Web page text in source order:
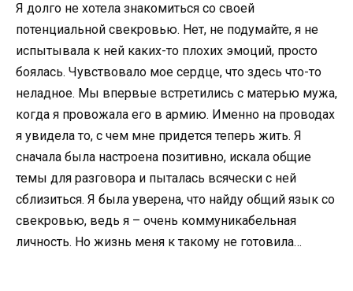
Я долго не хотела знакомиться со своей
потенциальной свекровью. Нет, не подумайте, я не
испытывала к ней каких-то плохих эмоций, просто
боялась. Чувствовало мое сердце, что здесь что-то
неладное. Мы впервые встретились с матерью мужа,
когда я провожала его в армию. Именно на проводах
я увидела то, с чем мне придется теперь жить. Я
сначала была настроена позитивно, искала общие
темы для разговора и пыталась всячески с ней
сблизиться. Я была уверена, что найду общий язык со
свекровью, ведь я – очень коммуникабельная
личность. Но жизнь меня к такому не готовила…